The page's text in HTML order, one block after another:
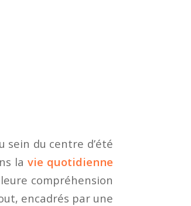
sein du centre d’été
la vie quotidienne
compréhension
encadrés par une